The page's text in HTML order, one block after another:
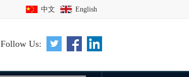
English
中文
Follow Us: